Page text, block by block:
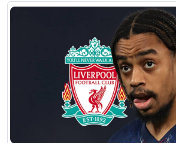
7:00 م
مباراة ودية
نوتنغهام فورست
8:00 م
مباراة ودية